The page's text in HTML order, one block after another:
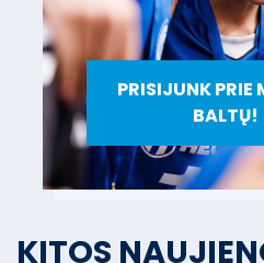
PRISIJUNK PRIE
BALTŲ!
KITOS
2026-08-04
2026-07-30